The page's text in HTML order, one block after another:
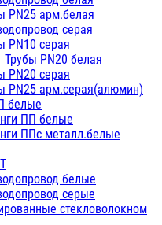
PN25 арм.белая
серая
PN10 серая
Трубы PN20 белая
PN20 серая
PN25 арм.серая(алюмин)
белые
ПП белые
ППс металл.белые
белые
серые
стекловолокном